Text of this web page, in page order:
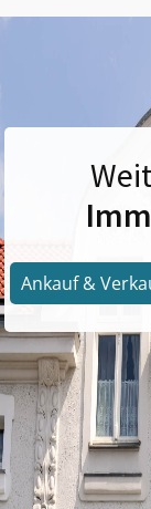
Ankauf &